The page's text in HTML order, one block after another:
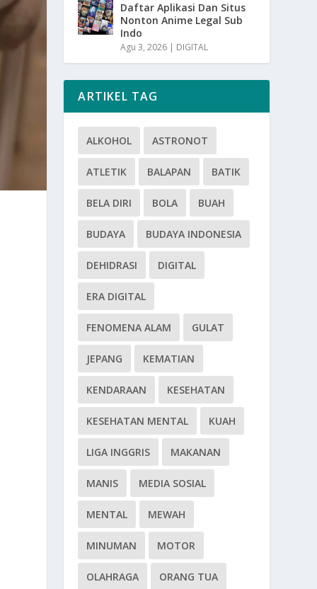
Daftar Aplikasi Dan Situs
Nonton Anime Legal Sub
Indo
Agu 3, 2026 | DIGITAL
ARTIKEL TAG
ALKOHOL ASTRONOT
ATLETIK BALAPAN BATIK
BELA DIRI BOLA BUAH
BUDAYA BUDAYA INDONESIA
DEHIDRASI DIGITAL
ERA DIGITAL
FENOMENA ALAM GULAT
JEPANG KEMATIAN
KENDARAAN KESEHATAN
KESEHATAN MENTAL KUAH
LIGA INGGRIS MAKANAN
MANIS MEDIA SOSIAL
MENTAL MEWAH
MINUMAN MOTOR
OLAHRAGA ORANG TUA